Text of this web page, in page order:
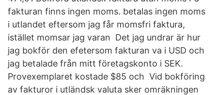
fakturan finns ingen moms. betalas ingen moms
i utlandet eftersom jag får momsfri faktura,
istället momsar jag varan Det jag undrar är hur
jag bokför den efetersom fakturan va i USD och
jag betalade från mitt företagskonto i SEK.
Provexemplaret kostade $85 och Vid bokföring
av fakturor i utländsk valuta sker omräkningen